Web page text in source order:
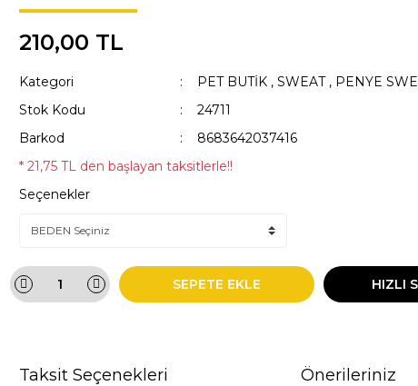
210,00 TL
Kategori PET BUTİK , SWEAT , PENYE
Stok Kodu
24711
Barkod
8683642037416
* 21,75 TL den başlayan taksitlerle!!
Seçenekler
SEPETE EKLE HIZLI
Taksit Seçenekleri Önerileriniz